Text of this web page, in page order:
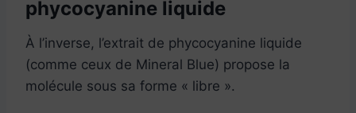
phycocyanine liquide
À l’inverse, l’extrait de phycocyanine liquide
(comme ceux de Mineral Blue) propose la
molécule sous sa forme « libre ».